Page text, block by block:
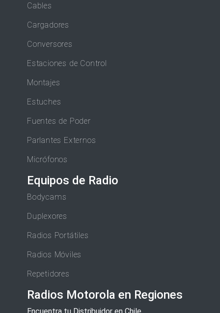
Cables
Cargadores
Conversores
Estaciones de Control
Montajes
Estuches
Fuentes de Poder
Parlantes Externos
Micrófonos
Equipos de Radio
Bodycams
Duplexores
Radios Portátiles
Radios Móviles
Repetidores
Radios Motorola en Regiones